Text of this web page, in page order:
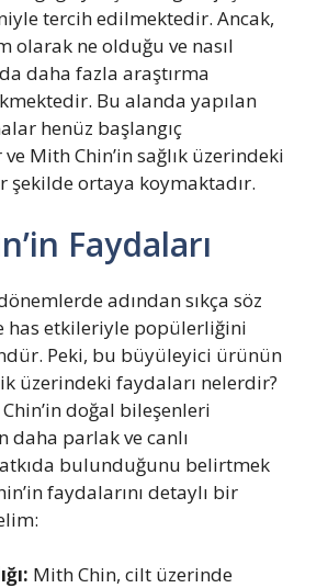
tercih edilmektedir. Ancak,
olarak ne olduğu ve nasıl
daha fazla araştırma
Bu alanda yapılan
henüz başlangıç
Mith Chin’in sağlık üzerindeki
şekilde ortaya koymaktadır.
Faydaları
adından sıkça söz
has etkileriyle popülerliğini
Peki, bu büyüleyici ürünün
üzerindeki faydaları nelerdir?
doğal bileşenleri
daha parlak ve canlı
bulunduğunu belirtmek
faydalarını detaylı bir
Mith Chin, cilt üzerinde